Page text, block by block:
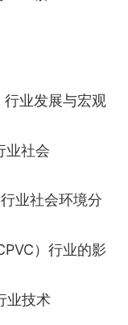
业发展与宏观
业社会
业社会环境分
）行业的影
业技术